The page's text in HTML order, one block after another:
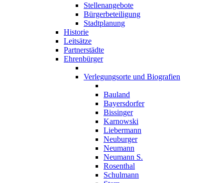
Stellenangebote
Bürgerbeteiligung
Stadtplanung
Historie
Leitsätze
Partnerstädte
Ehrenbürger
Verlegungsorte und Biografien
Bauland
Bayersdorfer
Bissinger
Karnowski
Liebermann
Neuburger
Neumann
Neumann S.
Rosenthal
Schulmann